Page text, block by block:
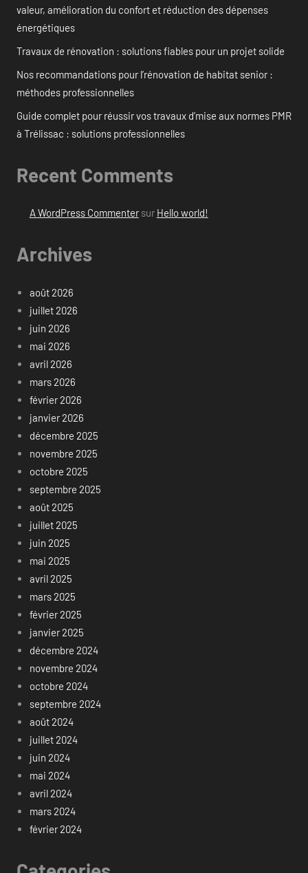
valeur, amélioration du confort et réduction des dépenses
énergétiques
Travaux de rénovation : solutions fiables pour un projet solide
Nos recommandations pour l’rénovation de habitat senior :
méthodes professionnelles
Guide complet pour réussir vos travaux d’mise aux normes PMR
à Trélissac : solutions professionnelles
Recent Comments
A WordPress Commentersur Hello world!
Archives
août 2026
juillet 2026
juin 2026
mai 2026
avril 2026
mars 2026
février 2026
janvier 2026
décembre 2025
novembre 2025
octobre 2025
septembre 2025
août 2025
juillet 2025
juin 2025
mai 2025
avril 2025
mars 2025
février 2025
janvier 2025
décembre 2024
novembre 2024
octobre 2024
septembre 2024
août 2024
juillet 2024
juin 2024
mai 2024
avril 2024
mars 2024
février 2024